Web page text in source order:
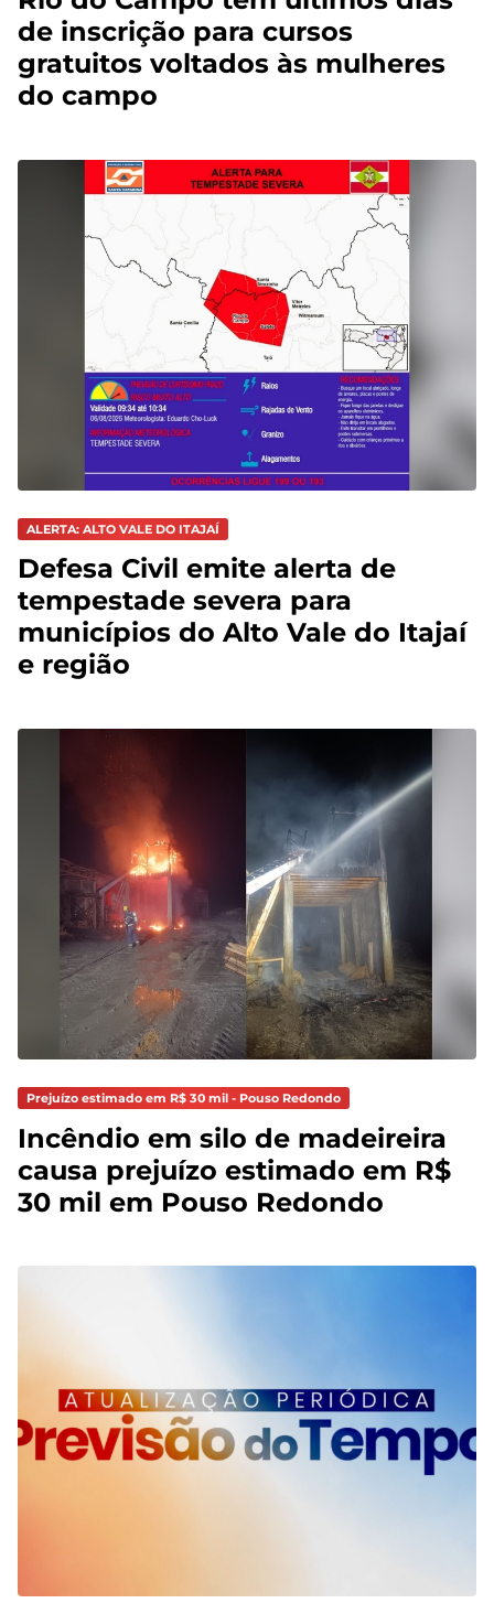
de inscrição para cursos
gratuitos voltados às mulheres
do campo
ALERTA: ALTO VALE DO ITAJAÍ
Defesa Civil emite alerta de
tempestade severa para
municípios do Alto Vale do Itajaí
e região
Prejuízo estimado em R$ 30 mil - Pouso Redondo
Incêndio em silo de madeireira
causa prejuízo estimado em R$
30 mil em Pouso Redondo